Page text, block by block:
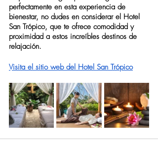
perfectamente en esta experiencia de
bienestar, no dudes en considerar el Hotel
San Trópico, que te ofrece comodidad y
proximidad a estos increíbles destinos de
relajación.
Visita el sitio web del Hotel San Trópico